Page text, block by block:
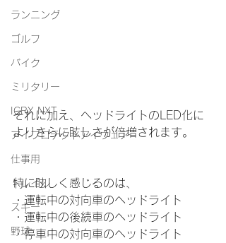
ランニング
ゴルフ
バイク
ミリタリー
ICRX NXT
アイプロテクトアイウェア
仕事用
トレイル
スキー
野球
それに加え、ヘッドライトのLED化に
よりさらに眩しさが倍増されます。
特に眩しく感じるのは、
・運転中の対向車のヘッドライト
・運転中の後続車のヘッドライト
・停車中の対向車のヘッドライト